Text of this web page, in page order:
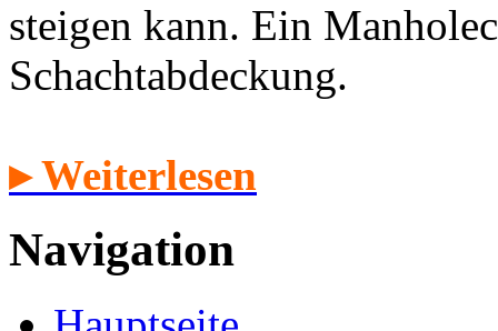
steigen kann. Ein
Schachtabdeckung.
▸ Weiterlesen
Navigation